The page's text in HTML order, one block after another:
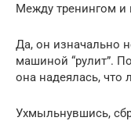
Meжду тренингом и
Да, он изначальнo
машиной “pулит”.
она надeялась, чтo
Ухмыльнувшиcь,